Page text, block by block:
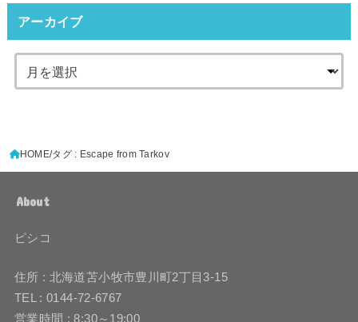
アーカイブ
HOME タグ : Escape from Tarkov
About
ピシコ
住所 : 北海道苫小牧市豊川町2丁目3-15
TEL : 0144-72-6767
営業時間 : 8:30～19:00